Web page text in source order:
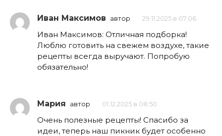
Иван Максимов автор 29.11.2025 в 07:06
Иван Максимов: Отличная подборка!
Люблю готовить на свежем воздухе, такие
рецепты всегда выручают. Попробую
обязательно!
Мария автор 01.12.2025 в 08:50
Очень полезные рецепты! Спасибо за
идеи, теперь наш пикник будет особенно